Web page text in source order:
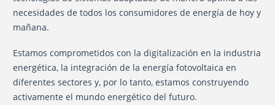
necesidades de todos los consumidores de energía de hoy y
mañana.
Estamos comprometidos con la digitalización en la industria
energética, la integración de la energía fotovoltaica en
diferentes sectores y, por lo tanto, estamos construyendo
activamente el mundo energético del futuro.